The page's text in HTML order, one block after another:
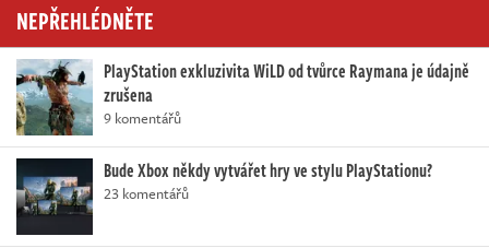
NEPŘEHLÉDNĚTE
PlayStation exkluzivita WiLD od tvůrce Raymana je údajně
zrušena
9 komentářů
Bude Xbox někdy vytvářet hry ve stylu PlayStationu?
23 komentářů